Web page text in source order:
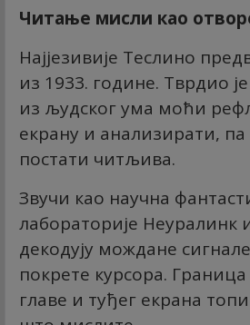
Читање мисли као
Најјезивије Теслино
из 1933. године. Тврдио
из људског ума моћи
екрану и анализирати,
постати читљива.
Звучи као научна
лабораторије Неуралинк
декодују мождане
покрете курсора.
главе и туђег екрана